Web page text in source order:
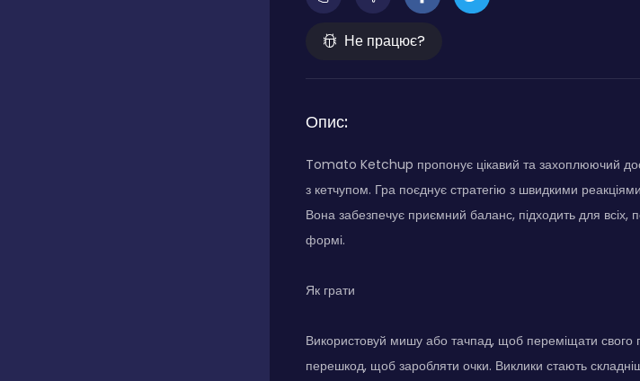
Не працює?
Опис:
Tomato Ketchup пропонує цікавий та захоплюючий
з кетчупом. Гра поєднує стратегію з швидкими
Вона забезпечує приємний баланс, підходить для
формі.
Як грати
Використовуй мишу або тачпад, щоб переміщати
перешкод, щоб заробляти очки. Виклики стають